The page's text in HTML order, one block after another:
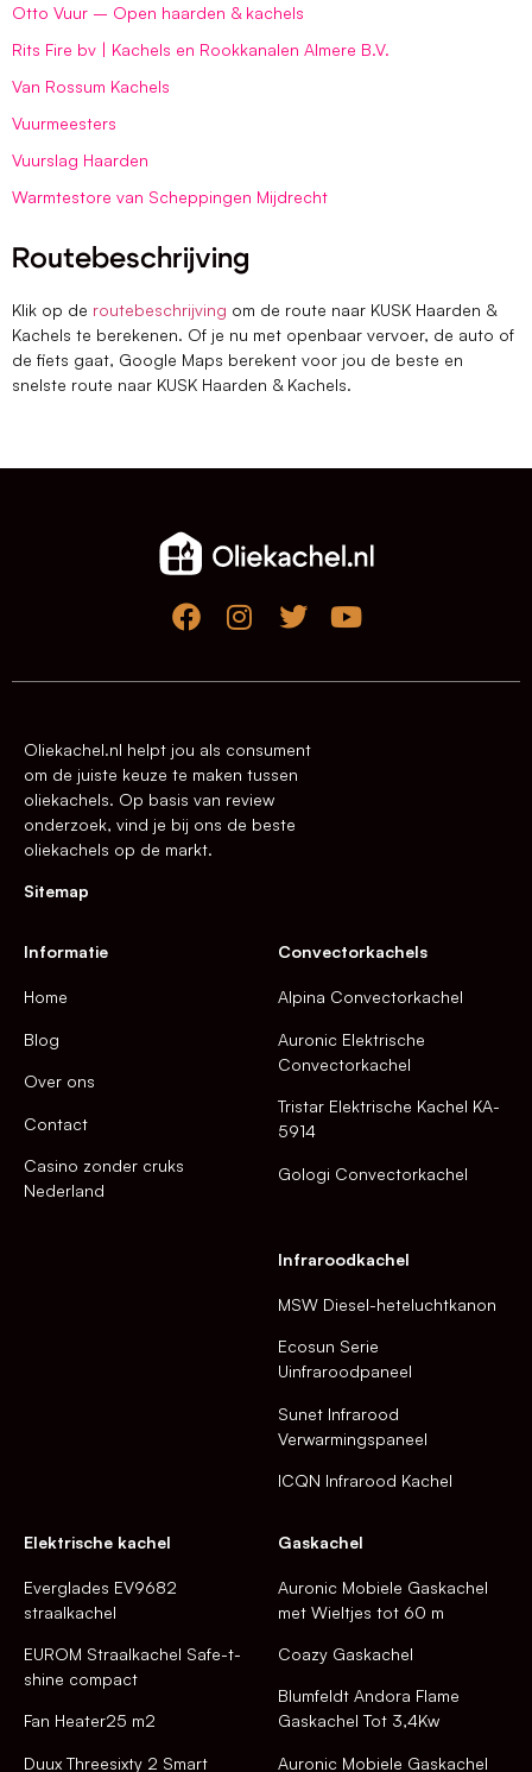
Otto Vuur – Open haarden & kachels
Rits Fire bv | Kachels en Rookkanalen Almere B.V.
Van Rossum Kachels
Vuurmeesters
Vuurslag Haarden
Warmtestore van Scheppingen Mijdrecht
Routebeschrijving
Klik op de routebeschrijving om de route naar KUSK Haarden &
Kachels te berekenen. Of je nu met openbaar vervoer, de auto of
de fiets gaat, Google Maps berekent voor jou de beste en
snelste route naar KUSK Haarden & Kachels.
Oliekachel.nl helpt jou als consument
om de juiste keuze te maken tussen
oliekachels. Op basis van review
onderzoek, vind je bij ons de beste
oliekachels op de markt.
Sitemap
Informatie
Home
Blog
Over ons
Contact
Casino zonder cruks
Nederland
Convectorkachels
Alpina Convectorkachel
Auronic Elektrische
Convectorkachel
Tristar Elektrische Kachel KA-
5914
Gologi Convectorkachel
Infraroodkachel
MSW Diesel-heteluchtkanon
Ecosun Serie
Uinfraroodpaneel
Sunet Infrarood
Verwarmingspaneel
ICQN Infrarood Kachel
Elektrische kachel
Everglades EV9682
straalkachel
EUROM Straalkachel Safe-t-
shine compact
Fan Heater25 m2
Duux Threesixty 2 Smart
Gaskachel
Auronic Mobiele Gaskachel
met Wieltjes tot 60 m
Coazy Gaskachel
Blumfeldt Andora Flame
Gaskachel Tot 3,4Kw
Auronic Mobiele Gaskachel